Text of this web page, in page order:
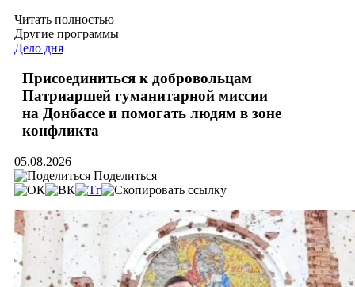
Читать полностью
Другие программы
Дело дня
Присоединиться к добровольцам
Патриаршей гуманитарной миссии
на Донбассе и помогать людям в зоне
конфликта
05.08.2026
Поделиться